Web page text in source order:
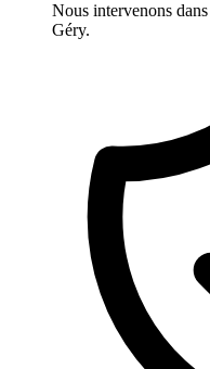
Nous intervenons
Géry.